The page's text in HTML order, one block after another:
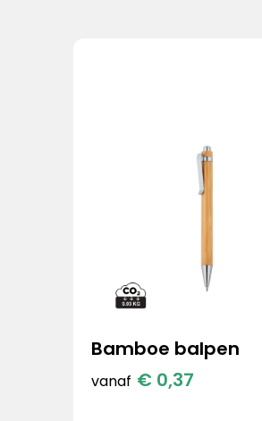
Bamboe balpen
vanaf € 0,37